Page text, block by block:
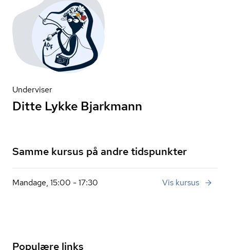
Underviser
Ditte Lykke Bjarkmann
Samme kursus på andre tidspunkter
Mandage, 15:00 - 17:30 Vis kursus
Populære links